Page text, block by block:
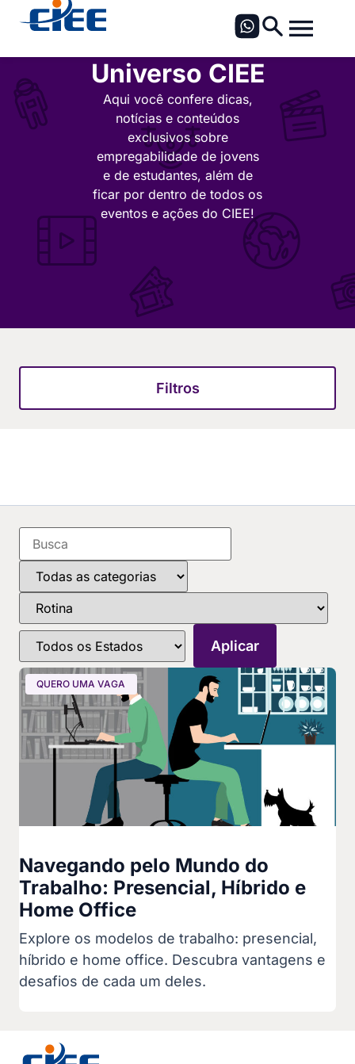
Universo CIEE
Aqui você confere dicas,
notícias e conteúdos
exclusivos sobre
empregabilidade de jovens
e de estudantes, além de
ficar por dentro de todos os
eventos e ações do CIEE!
Filtros
QUERO UMA VAGA
Navegando pelo Mundo do
Trabalho: Presencial, Híbrido e
Home Office
Explore os modelos de trabalho: presencial,
híbrido e home office. Descubra vantagens e
desafios de cada um deles.